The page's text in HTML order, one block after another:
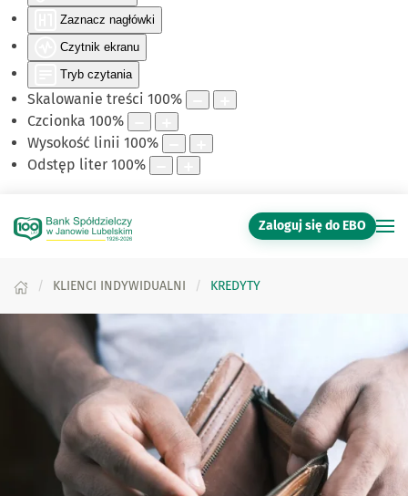
Zaznacz nagłówki
Czytnik ekranu
Tryb czytania
Skalowanie treści 100%
Czcionka 100%
Wysokość linii 100%
Odstęp liter 100%
Zaloguj się do EBO
KLIENCI INDYWIDUALNI KREDYTY